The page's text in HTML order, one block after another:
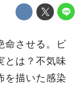
命させる。ビ
とは？不気味
を描いた感染